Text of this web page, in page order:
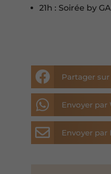
21h : Soirée by
 Partager
 Envoyer par
 Envoyer par